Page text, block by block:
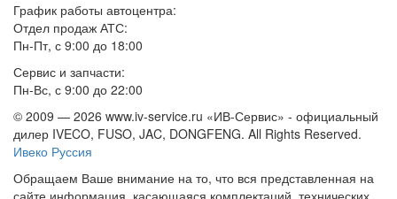
График работы автоцентра:
Отдел продаж АТС:
Пн-Пт, с 9:00 до 18:00
Сервис и запчасти:
Пн-Вс, с 9:00 до 22:00
© 2009 — 2026 www.iv-service.ru «ИВ-Сервис» - официальный
дилер IVECO, FUSO, JAC, DONGFENG. All Rights Reserved.
Ивеко Руссия
Обращаем Ваше внимание на то, что вся представленная на